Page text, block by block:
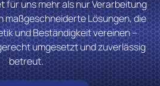
uns mehr als nur Verarbeitung
maßgeschneiderte Lösungen, die
und Beständigkeit vereinen –
umgesetzt und zuverlässig
betreut.